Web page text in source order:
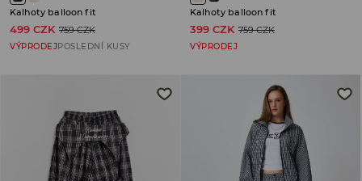
Kalhoty balloon fit
499 CZK 759 CZK
VÝPRODEJPOSLEDNÍ KUSY
Kalhoty balloon fit
399 CZK 759 CZK
VÝPRODEJ